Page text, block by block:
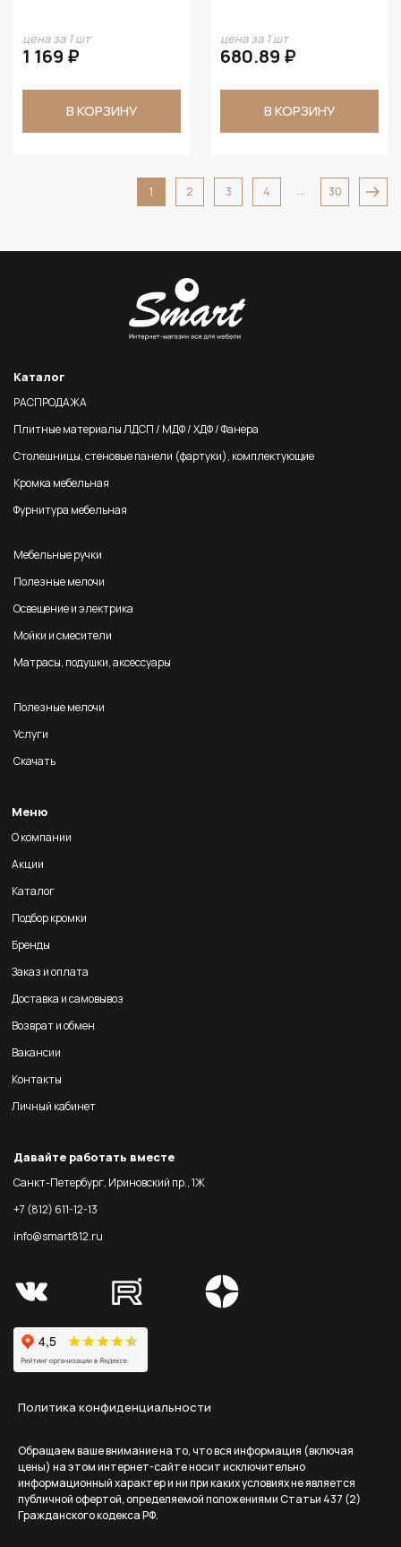
цена за 1 шт
1 169 ₽
В КОРЗИНУ
цена за 1 шт
680.89 ₽
В КОРЗИНУ
1 2 3 4 ... 30
Каталог
РАСПРОДАЖА
Плитные материалы ЛДСП / МДФ / ХДФ / Фанера
Столешницы, стеновые панели (фартуки), комплектующие
Кромка мебельная
Фурнитура мебельная
Мебельные ручки
Полезные мелочи
Освещение и электрика
Мойки и смесители
Матрасы, подушки, аксессуары
Полезные мелочи
Услуги
Скачать
Меню
О компании
Акции
Каталог
Подбор кромки
Бренды
Заказ и оплата
Доставка и самовывоз
Возврат и обмен
Вакансии
Контакты
Личный кабинет
Давайте работать вместе
Санкт-Петербург, Ириновский пр., 1Ж
+7 (812) 611-12-13
info@smart812.ru
Политика конфиденциальности
Обращаем ваше внимание на то, что вся информация (включая
цены) на этом интернет-сайте носит исключительно
информационный характер и ни при каких условиях не является
публичной офертой, определяемой положениями Статьи 437 (2)
Гражданского кодекса РФ.